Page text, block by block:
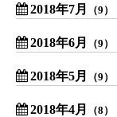
2018年7月 （9）
2018年6月 （9）
2018年5月 （9）
2018年4月 （8）